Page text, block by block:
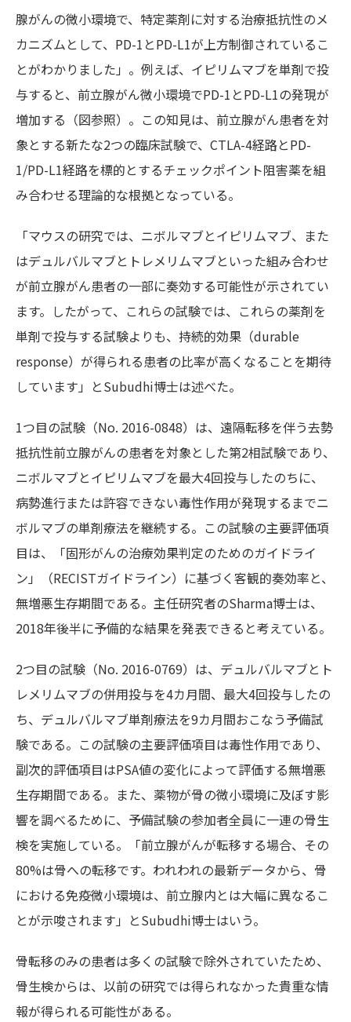
腺がんの微小環境で、特定薬剤に対する治療抵抗性のメ
カニズムとして、PD-1とPD-L1が上方制御されているこ
とがわかりました」。例えば、イピリムマブを単剤で投
与すると、前立腺がん微小環境でPD-1とPD-L1の発現が
増加する（図参照）。この知見は、前立腺がん患者を対
象とする新たな2つの臨床試験で、CTLA-4経路とPD-
1/PD-L1経路を標的とするチェックポイント阻害薬を組
み合わせる理論的な根拠となっている。
「マウスの研究では、ニボルマブとイピリムマブ、また
はデュルバルマブとトレメリムマブといった組み合わせ
が前立腺がん患者の一部に奏効する可能性が示されてい
ます。したがって、これらの試験では、これらの薬剤を
単剤で投与する試験よりも、持続的効果（durable
response）が得られる患者の比率が高くなることを期待
しています」とSubudhi博士は述べた。
1つ目の試験（No. 2016-0848）は、遠隔転移を伴う去勢
抵抗性前立腺がんの患者を対象とした第2相試験であり、
ニボルマブとイピリムマブを最大4回投与したのちに、
病勢進行または許容できない毒性作用が発現するまでニ
ボルマブの単剤療法を継続する。この試験の主要評価項
目は、「固形がんの治療効果判定のためのガイドライ
ン」（RECISTガイドライン）に基づく客観的奏効率と、
無増悪生存期間である。主任研究者のSharma博士は、
2018年後半に予備的な結果を発表できると考えている。
2つ目の試験（No. 2016-0769）は、デュルバルマブとト
レメリムマブの併用投与を4カ月間、最大4回投与したの
ち、デュルバルマブ単剤療法を9カ月間おこなう予備試
験である。この試験の主要評価項目は毒性作用であり、
副次的評価項目はPSA値の変化によって評価する無増悪
生存期間である。また、薬物が骨の微小環境に及ぼす影
響を調べるために、予備試験の参加者全員に一連の骨生
検を実施している。「前立腺がんが転移する場合、その
80%は骨への転移です。われわれの最新データから、骨
における免疫微小環境は、前立腺内とは大幅に異なるこ
とが示唆されます」とSubudhi博士はいう。
骨転移のみの患者は多くの試験で除外されていたため、
骨生検からは、以前の研究では得られなかった貴重な情
報が得られる可能性がある。